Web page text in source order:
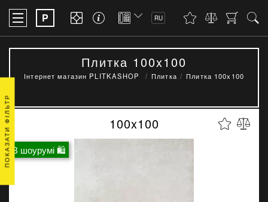
P RU
Плитка 100x100
Інтернет магазин PLITKASHOP Плитка Плитка 100x100
В шоурумі 🛍
100x100
ПОКАЗАТИ ФІЛЬТР